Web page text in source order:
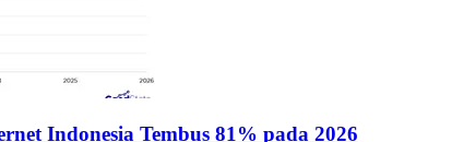
Indonesia Tembus 81% pada 2026